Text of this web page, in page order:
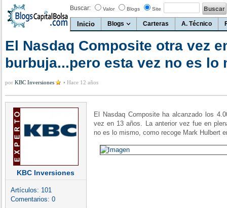
Buscar: Valor Blogs Site
Inicio Blogs Carteras A. Técnico
El Nasdaq Composite otra vez
burbuja...pero esta vez no es lo
por KBC Inversiones • Hace 12 años
KBC Inversiones
Artículos: 101
Comentarios: 0
El Nasdaq Composite ha alcanzado los
vez en 13 años. La anterior vez fue en
no es lo mismo, como recoge Mark Hulbert